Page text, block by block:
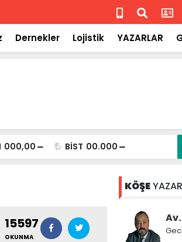
Isuzu'nun Fransa'daki
Dernekler Lojistik YAZARLAR
000,00 BİST 00.000
15597
OKUNMA
KÖŞE